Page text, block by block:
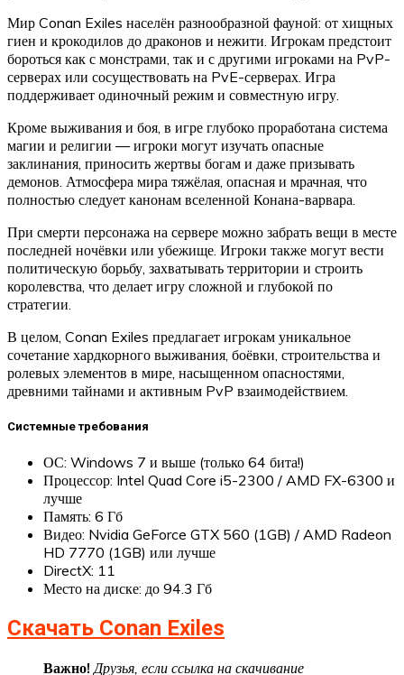
Мир Conan Exiles населён разнообразной фауной: от хищных
гиен и крокодилов до драконов и нежити. Игрокам предстоит
бороться как с монстрами, так и с другими игроками на PvP-
серверах или сосуществовать на PvE-серверах. Игра
поддерживает одиночный режим и совместную игру.
Кроме выживания и боя, в игре глубоко проработана система
магии и религии — игроки могут изучать опасные
заклинания, приносить жертвы богам и даже призывать
демонов. Атмосфера мира тяжёлая, опасная и мрачная, что
полностью следует канонам вселенной Конана-варвара.
При смерти персонажа на сервере можно забрать вещи в месте
последней ночёвки или убежище. Игроки также могут вести
политическую борьбу, захватывать территории и строить
королевства, что делает игру сложной и глубокой по
стратегии.
В целом, Conan Exiles предлагает игрокам уникальное
сочетание хардкорного выживания, боёвки, строительства и
ролевых элементов в мире, насыщенном опасностями,
древними тайнами и активным PvP взаимодействием.
Системные требования
ОС: Windows 7 и выше (только 64 бита!)
Процессор: Intel Quad Core i5-2300 / AMD FX-6300 и
лучше
Память: 6 Гб
Видео: Nvidia GeForce GTX 560 (1GB) / AMD Radeon
HD 7770 (1GB) или лучше
DirectX: 11
Место на диске: до 94.3 Гб
Скачать Conan Exiles
Важно! Друзья, если ссылка на скачивание